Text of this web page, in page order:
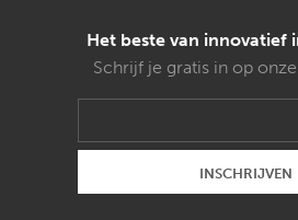
Het beste van innovatief
Schrijf je gratis in op